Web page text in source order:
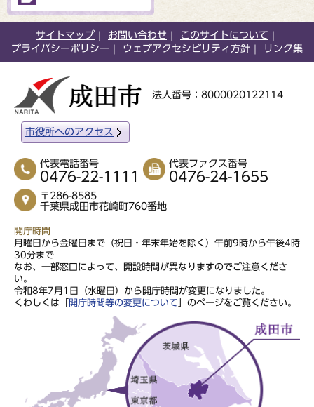
サイトマップ お問い合わせ
このサイトについて
プライバシーポリシー
ウェブアクセシビリティ方針 リンク集
法人番号：8000020122114
市役所へのアクセス
代表電話番号
0476-22-1111
代表ファクス番号
0476-24-1655
〒286-8585
千葉県成田市花崎町760番地
開庁時間
月曜日から金曜日まで（祝日・年末年始を除く）午前9時から午後4時
30分まで
なお、一部窓口によって、開設時間が異なりますのでご注意くださ
い。
令和8年7月1日（水曜日）から開庁時間が変更になりました。
くわしくは「
開庁時間等の変更について 」のページをご覧ください。